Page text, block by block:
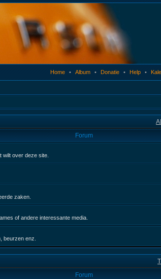
Home • Album • Donatie • Help •
Forum
wilt over deze site.
zaken.
of andere interessante media.
beurzen enz.
Forum